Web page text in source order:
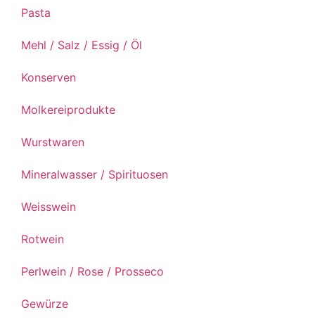
Pasta
Mehl / Salz / Essig / Öl
Konserven
Molkereiprodukte
Wurstwaren
Mineralwasser / Spirituosen
Weisswein
Rotwein
Perlwein / Rose / Prosseco
Gewürze